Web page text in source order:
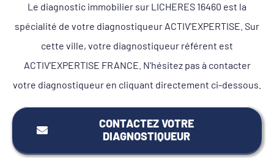
Le diagnostic immobilier sur LICHERES 16460 est la
spécialité de votre diagnostiqueur ACTIV'EXPERTISE. Sur
cette ville, votre diagnostiqueur référent est
ACTIV'EXPERTISE FRANCE. N'hésitez pas à contacter
votre diagnostiqueur en cliquant directement ci-dessous.
CONTACTEZ VOTRE
DIAGNOSTIQUEUR